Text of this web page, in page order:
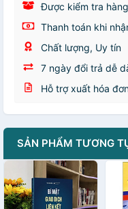
Được kiểm tra hàng
Thanh toán khi
Chất lượng, Uy tín
7 ngày đổi trả dễ
Hỗ trợ xuất hóa
SẢN PHẨM TƯƠNG